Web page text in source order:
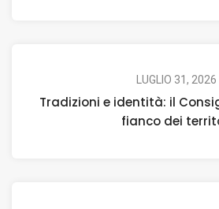
LUGLIO 31, 2026
Tradizioni e identità: il
fianco dei